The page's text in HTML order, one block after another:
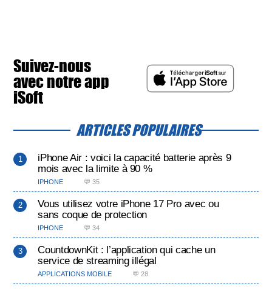
Suivez-nous
avec notre app
iSoft
ARTICLES POPULAIRES
iPhone Air : voici la capacité batterie après 9
mois avec la limite à 90 %
IPHONE 💬 35
Vous utilisez votre iPhone 17 Pro avec ou
sans coque de protection
IPHONE 💬 34
CountdownKit : l’application qui cache un
service de streaming illégal
APPLICATIONS MOBILE 💬 28